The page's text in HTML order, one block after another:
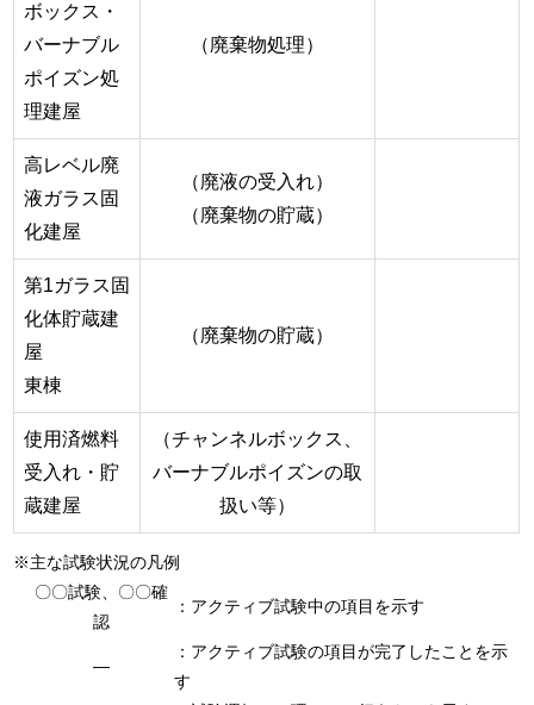
ボックス・
バーナブル
ポイズン処
理建屋
（廃棄物処理）
高レベル廃
液ガラス固
化建屋
（廃液の受入れ）
（廃棄物の貯蔵）
第1ガラス固
化体貯蔵建
屋
東棟
（廃棄物の貯蔵）
使用済燃料
受入れ・貯
蔵建屋
（チャンネルボックス、
バーナブルポイズンの取
扱い等）
※主な試験状況の凡例
〇〇試験、〇〇確
認
：アクティブ試験中の項目を示す
―
：アクティブ試験の項目が完了したことを示
す